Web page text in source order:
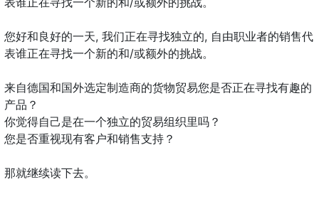
您好和良好的一天, 我们正在寻找独立的, 自由职业者的销售代
表谁正在寻找一个新的和/或额外的挑战。
来自德国和国外选定制造商的货物贸易您是否正在寻找有趣的
产品？
你觉得自己是在一个独立的贸易组织里吗？
您是否重视现有客户和销售支持？
那就继续读下去。